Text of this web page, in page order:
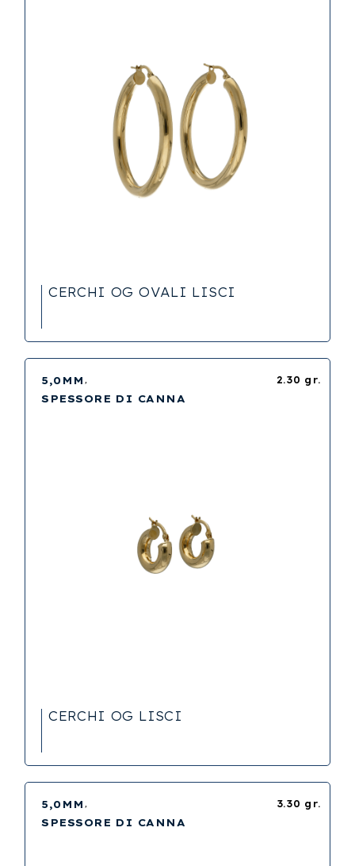
CERCHI OG OVALI LISCI
2.30 gr.
5,0MM
SPESSORE DI CANNA
CERCHI OG LISCI
3.30 gr.
5,0MM
SPESSORE DI CANNA